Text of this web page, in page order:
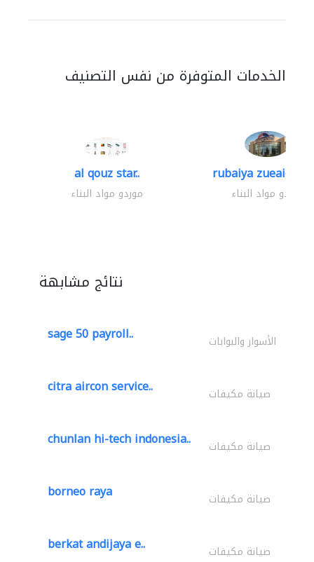
الخدمات المتوفرة من نفس التصنيف
al qouz star..
موردو مواد البناء
rubaiya zueaid
موردو مواد البناء
نتائج مشابهة
sage 50 payroll.. الأسوار والبوابات
citra aircon service.. صيانة مكيفات
chunlan hi-tech indonesia.. صيانة مكيفات
borneo raya صيانة مكيفات
berkat andijaya e.. صيانة مكيفات